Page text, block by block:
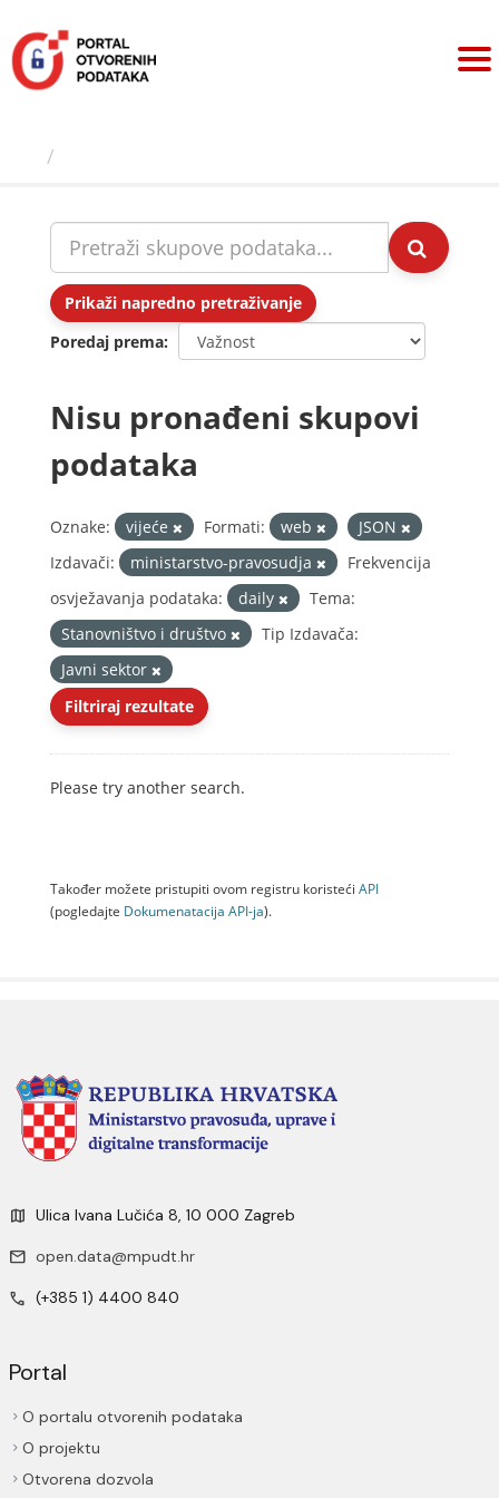
sadržaj
Prikaži napredno pretraživanje
Poredaj prema
Nisu pronađeni skupovi
podataka
Oznake: vijeće Formati: web
JSON
Izdavači:
ministarstvo-pravosudja
Frekvencija
osvježavanja podataka:
daily
Tema:
Stanovništvo i društvo
Tip Izdavača:
Javni sektor
Filtriraj rezultate
Please try another search.
Također možete pristupiti ovom registru koristeći API
(pogledajte Dokumenаtаcijа API-jа).